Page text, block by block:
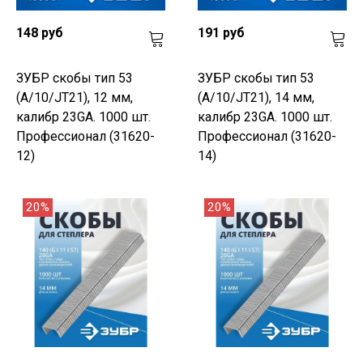
148 руб
ЗУБР скобы тип 53
(A/10/JT21), 12 мм,
калибр 23GA. 1000 шт.
Профессионал (31620-
12)
191 руб
ЗУБР скобы тип 53
(A/10/JT21), 14 мм,
калибр 23GA. 1000 шт.
Профессионал (31620-
14)
20% 20%